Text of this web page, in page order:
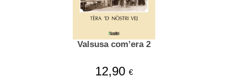
Valsusa com’era 2
12,90 €